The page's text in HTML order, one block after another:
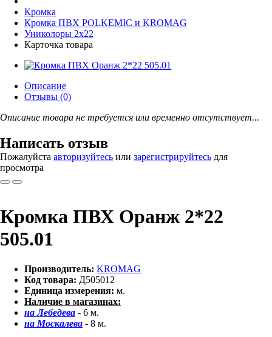
Кромка
Кромка ПВХ POLKEMIC и KROMAG
Униколоры 2x22
Карточка товара
Описание
Отзывы (0)
Описание товара не требуется или временно отсутствует...
Написать отзыв
Пожалуйста авторизуйтесь или зарегистрируйтесь для
просмотра
Кромка ПВХ Оранж 2*22
505.01
Производитель: KROMAG
Код товара: Д505012
Единица измерения: м.
Наличие в магазинах:
на Лебедева - 6 м.
на Москалева - 8 м.